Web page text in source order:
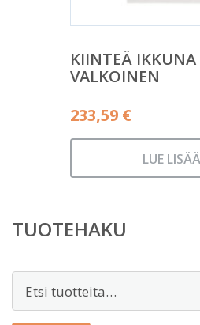
KIINTEÄ IKKUNA
VALKOINEN
233,59 €
LUE
TUOTEHAKU